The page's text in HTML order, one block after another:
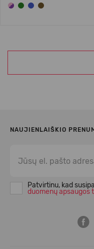
NAUJIENLAIŠKIO
Patvirtinu, kad
duomenų apsaugos